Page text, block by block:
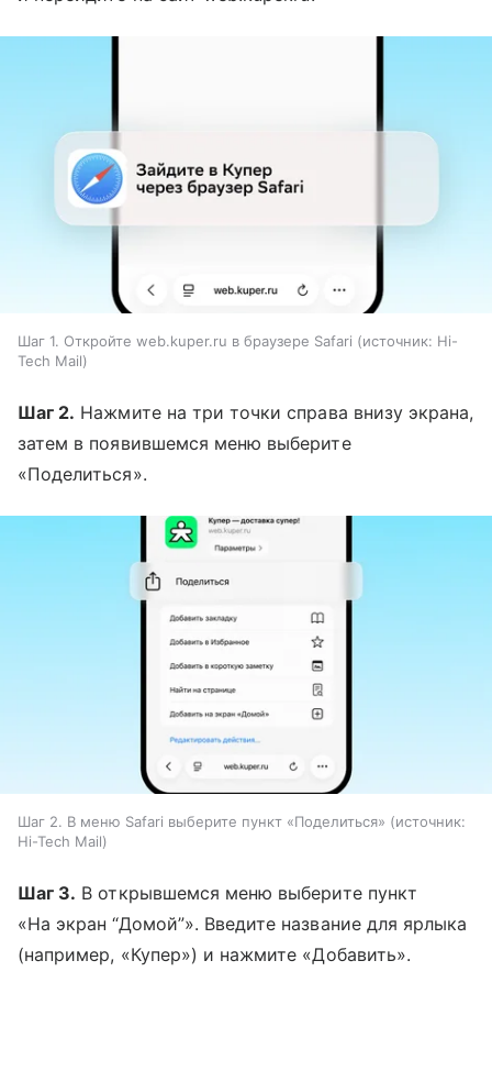
Шаг 1. Откройте web.kuper.ru в браузере Safari источник: Hi-
Tech Mail
Шаг 2. Нажмите на три точки справа внизу экрана,
затем в появившемся меню выберите
«Поделиться».
Шаг 2. В меню Safari выберите пункт «Поделиться»
источник:
Hi-Tech Mail
Шаг 3. В открывшемся меню выберите пункт
«На экран “Домой”». Введите название для ярлыка
(например, «Купер») и нажмите «Добавить».